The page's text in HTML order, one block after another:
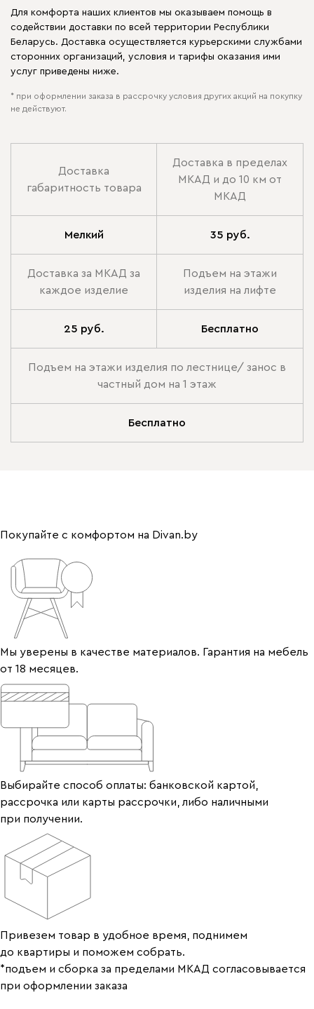
Для комфорта наших клиентов мы оказываем помощь в
содействии доставки по всей территории Республики
Беларусь. Доставка осуществляется курьерскими службами
сторонних организаций, условия и тарифы оказания ими
услуг приведены ниже.
* при оформлении заказа в рассрочку условия других акций на покупку
не действуют.
Доставка
габаритность товара
Доставка в пределах
МКАД и до 10 км от
МКАД
Мелкий 35 руб.
Доставка за МКАД за
каждое изделие
Подъем на этажи
изделия на лифте
25 руб. Бесплатно
Подъем на этажи изделия по лестнице/ занос в
частный дом на 1 этаж
Бесплатно
Покупайте с комфортом на Divan.by
Мы уверены в качестве материалов. Гарантия на мебель
от 18 месяцев.
Выбирайте способ оплаты: банковской картой,
рассрочка или карты рассрочки, либо наличными
при получении.
Привезем товар в удобное время, поднимем
до квартиры и поможем собрать.
*подъем и сборка за пределами МКАД согласовывается
при оформлении заказа